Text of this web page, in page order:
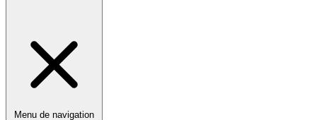
Menu de navigation